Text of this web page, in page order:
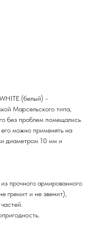
(белый) -
Марсельского типа,
без проблем помещались
его можно применять на
диаметром 10 мм и
прочного армированного
гремит и не звенит),